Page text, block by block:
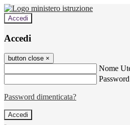
Accedi
Accedi
button close ×
Nome
Password
Password dimenticata?